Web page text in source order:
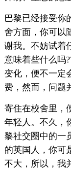
巴黎已经接受你
舍方面，你可以
谢我。不妨试着
意味着些什么吗
变化，便不一定
费，然而，问题
寄住在校舍里，
年轻人。不久，
黎社交圈中的一
的英国人，你可
不大，所以，我